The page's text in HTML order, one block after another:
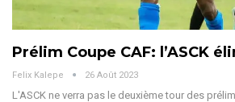
Prélim Coupe CAF: l’ASCK
Felix Kalepe 26 Août 2023
L'ASCK ne verra pas le deuxième tour des